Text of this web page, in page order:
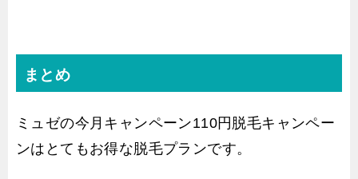
まとめ
ミュゼの今月キャンペーン110円脱毛キャンペー
ンはとてもお得な脱毛プランです。